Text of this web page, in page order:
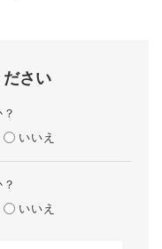
さい
いいえ
いいえ